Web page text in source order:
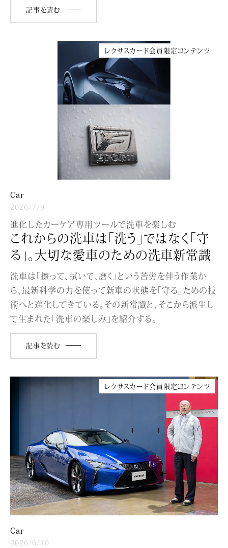
記事を読む
レクサスカード会員限定コンテンツ
Car
2026/7/9
進化したカーケア専用ツールで洗車を楽しむ
これからの洗車は「洗う」ではなく「守
る」。大切な愛車のための洗車新常識
洗車は「擦って、拭いて、磨く」という苦労を伴う作業か
ら、最新科学の力を使って新車の状態を「守る」ための技
術へと進化してきている。その新常識と、そこから派生し
て生まれた「洗車の楽しみ」を紹介する。
記事を読む
レクサスカード会員限定コンテンツ
Car
2026/6/10